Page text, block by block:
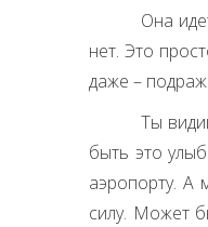
Она
нет. Это
даже –
Ты
быть это
аэропорту. А
силу. Может